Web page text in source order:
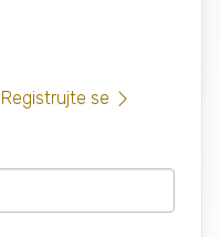
Registrujte se